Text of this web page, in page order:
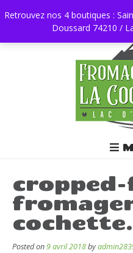
Retrouvez nos 4 boutiques :
Doussard 74210 /
Posted on9 avril 2018by